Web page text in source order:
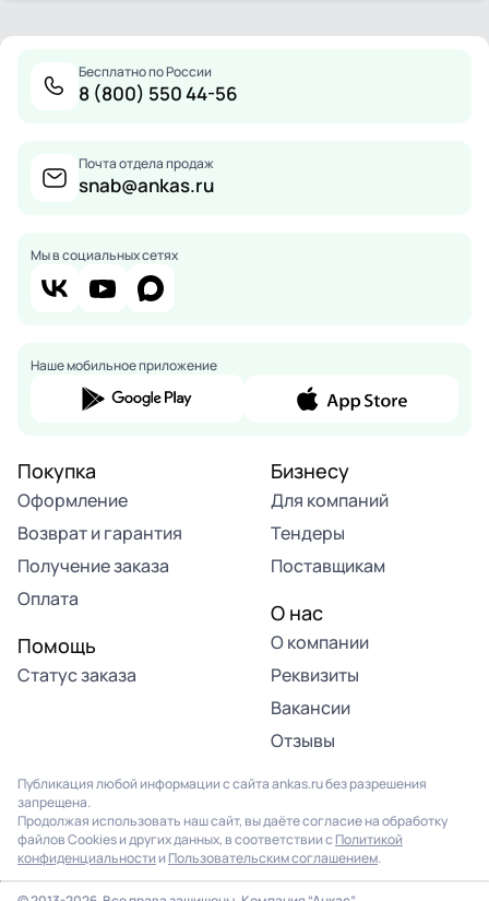
Бесплатно по России
8 (800) 550 44-56
Почта отдела продаж
snab@ankas.ru
Мы в социальных сетях
Наше мобильное приложение
Покупка
Оформление
Возврат и гарантия
Получение заказа
Оплата
Помощь
Статус заказа
Бизнесу
Для компаний
Тендеры
Поставщикам
О нас
О компании
Реквизиты
Вакансии
Отзывы
Публикация любой информации с сайта ankas.ru без разрешения
запрещена.
Продолжая использовать наш сайт, вы даёте согласие на обработку
файлов Cookies и других данных, в соответствии с Политикой
конфиденциальности и Пользовательским соглашением.
Продолжая использовать наш сайт, вы соглашаетесь на
использование файлов cookie. Подробнее вПолитике